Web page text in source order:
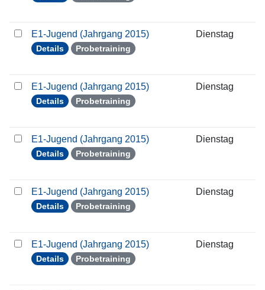
E1-Jugend (Jahrgang 2015)
Details Probetraining
Dienstag
E1-Jugend (Jahrgang 2015)
Details Probetraining
Dienstag
E1-Jugend (Jahrgang 2015)
Details Probetraining
Dienstag
E1-Jugend (Jahrgang 2015)
Details Probetraining
Dienstag
E1-Jugend (Jahrgang 2015)
Details Probetraining
Dienstag